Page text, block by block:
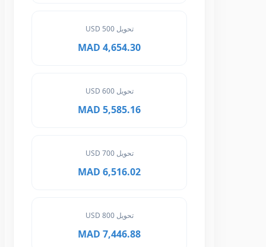
تحويل 500 USD
4,654.30 MAD
تحويل 600 USD
5,585.16 MAD
تحويل 700 USD
6,516.02 MAD
تحويل 800 USD
7,446.88 MAD